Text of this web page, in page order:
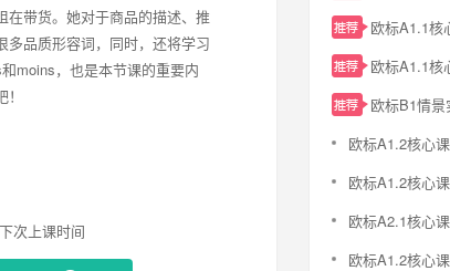
在带货。她对于商品的描述、推
多品质形容词，同时，还将学习
moins，也是本节课的重要内
次上课时间
欧标A1.1核
欧标A1.1核
欧标B1情景
欧标A1.2核心
欧标A1.2核心
欧标A2.1核心
欧标A1.2核心课